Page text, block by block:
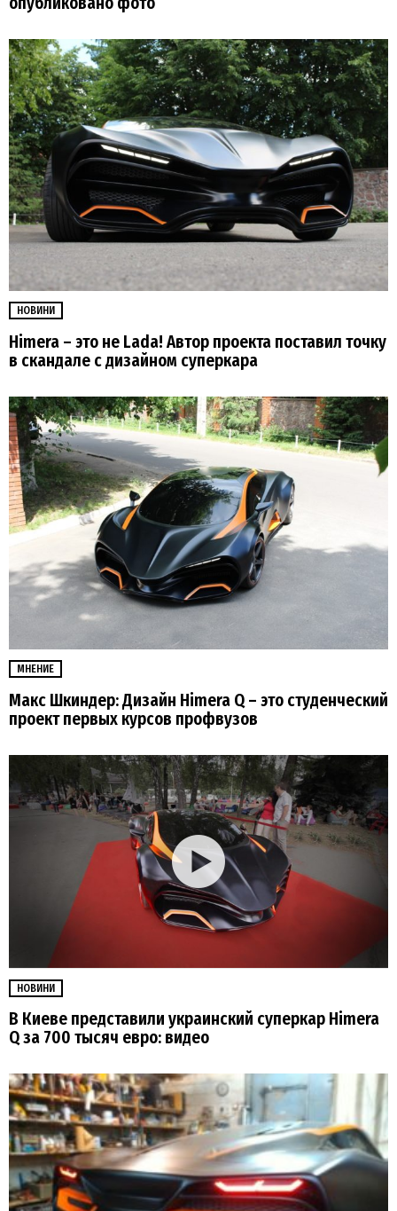
НОВИНИ
Himera – это не Lada! Автор проекта поставил точку
в скандале с дизайном суперкара
МНЕНИЕ
Макс Шкиндер: Дизайн Himera Q – это студенческий
проект первых курсов профвузов
НОВИНИ
В Киеве представили украинский суперкар Himera
Q за 700 тысяч евро: видео